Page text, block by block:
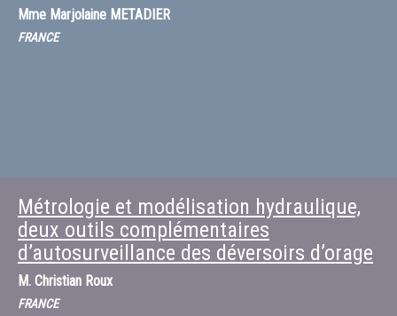
Mme Marjolaine METADIER
FRANCE
Métrologie et modélisation hydraulique,
deux outils complémentaires
d’autosurveillance des déversoirs d’orage
M. Christian Roux
FRANCE